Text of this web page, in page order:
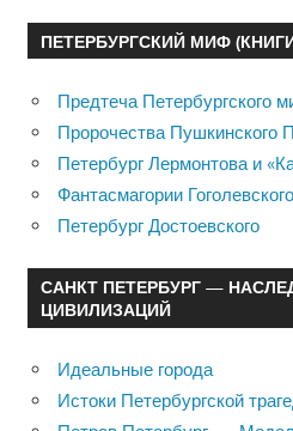
ПЕТЕРБУРГСКИЙ МИФ
Предтеча Петербургского
Пророчества Пушкинского
Петербург Лермонтова и
Фантасмагории
Петербург Достоевского
САНКТ ПЕТЕРБУРГ —
ЦИВИЛИЗАЦИЙ
Идеальные города
Истоки Петербургской